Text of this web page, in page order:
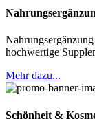
hochwertige
Mehr dazu...
Schönheit &